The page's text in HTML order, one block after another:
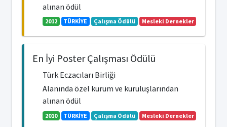
alınan ödül
2012 TÜRKİYE Çalışma Ödülü Mesleki Dernekler
En İyi Poster Çalışması Ödülü
Türk Eczacıları Birliği
Alanında özel kurum ve kuruluşlarından
alınan ödül
2010 TÜRKİYE Çalışma Ödülü Mesleki Dernekler